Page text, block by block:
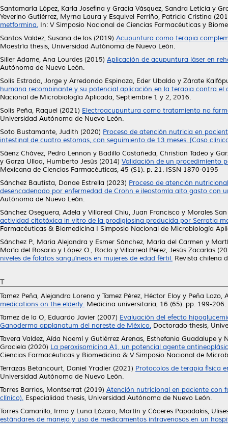
Santamaría López, Karla Josefina y Gracia Vásquez, Sandra Leticia y
Yeverino Gutiérrez, Myrna Laura y Esquivel Ferriño, Patricia Cristina
metformina. In: V Simposio Nacional de Ciencias Farmacéuticas y
Santos Valdez, Susana de los (2019) Acupuntura como terapia
Maestría thesis, Universidad Autónoma de Nuevo León.
Siller Adame, Ana Lourdes (2015) Aplicación de acupuntura láser en
Autónoma de Nuevo León.
Solís Estrada, Jorge y Arredondo Espinoza, Eder Ubaldo y Zárate
humana recombinante y su potencial aplicación en la terapia contra el
Nacional de Microbiología Aplicada, Septiembre 1 y 2, 2016.
Solís Peña, Raquel (2021) Electroacupuntura como tratamiento no
Universidad Autónoma de Nuevo León.
Soto Bustamante, Judith (2020) Proceso de atención nutricia en
intestinal de cuatro estomas, con seguimiento de 13 meses. [Caso
Sáenz Chávez, Pedro Lennon y Badillo Castañeda, Christian Tadeo y
y Garza Ulloa, Humberto Jesús (2014) Validación de un procedimiento
Mexicana de Ciencias Farmacéuticas, 45 (S1). p. 21. ISSN 1870-0195
Sánchez Bautista, Danae Estrella (2023) Proceso de atención
desencadenado por enfermedad de Crohn e ileostomía alto gasto con
Autónoma de Nuevo León.
Sánchez Oseguera, Adela y Villareal Chiu, Juan Francisco y Morales
actividad citotóxica in vitro de la prodigiosina producida por Serratia
Farmacéuticas & Biomedicina I Simposio Nacional de Microbiología
Sánchez P., Maria Alejandra y Esmer Sánchez, María del Carmen y
María del Rosario y López O., Rocío y Villarreal Pérez, Jesús Zacarías
niveles de folatos sanguíneos en mujeres de edad fértil. Revista chilena
T
Tamez Peña, Alejandra Lorena y Tamez Pérez, Héctor Eloy y Peña Lazo,
medications on the elderly. Medicina universitaria, 16 (65). pp. 199-
Tamez de la O, Eduardo Javier (2007) Evaluación del efecto
Ganoderma applanatum del noreste de México. Doctorado thesis,
Tavera Valdez, Aída Noemí y Gutiérrez Arenas, Esthefania Guadalupe y
Graciela (2020) La peroxisomicina A1, un potencial agente
Ciencias Farmacéuticas y Biomedicina & V Simposio Nacional de
Terrazas Betancourt, Daniel Yradier (2021) Protocolos de terapia física
Universidad Autónoma de Nuevo León.
Torres Barrios, Montserrat (2019) Atención nutricional en paciente con
clínico). Especialidad thesis, Universidad Autónoma de Nuevo León.
Torres Camarillo, Irma y Luna Lázaro, Martín y Cáceres Papadakis,
estándares de manejo y uso de medicamentos intravenosos en un